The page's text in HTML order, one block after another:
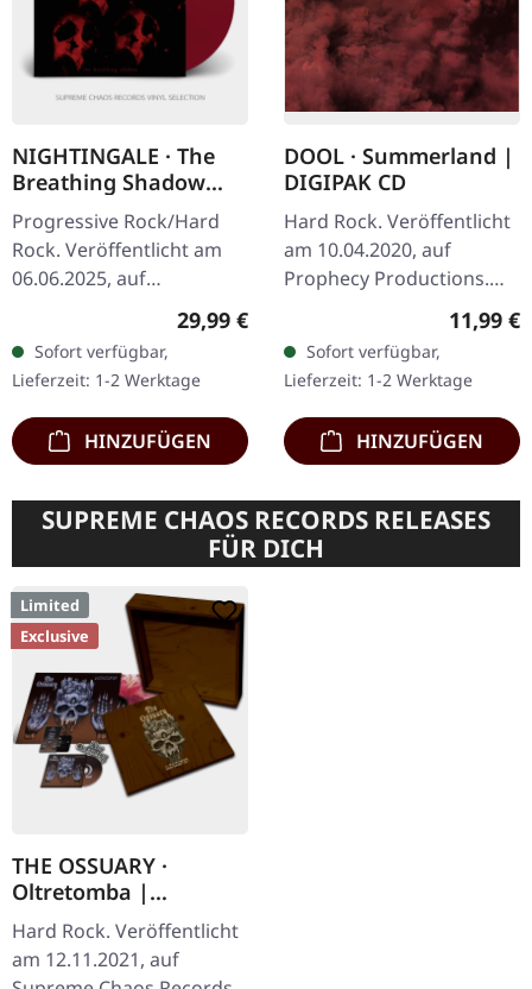
NIGHTINGALE · The
Breathing Shadow
(Re-issue 2025) | DEEP
BLOOD RED LP
Progressive Rock/Hard
Rock. Veröffentlicht am
06.06.2025, auf
InsideOutMusic. Tief
blutrotes vinyl. Exklusive
Version für ausgewählte
Stores!…
Regulärer Preis:
29,99 €
Sofort verfügbar,
Lieferzeit: 1-2 Werktage
HINZUFÜGEN
DOOL · Summerland |
DIGIPAK CD
Hard Rock. Veröffentlicht
am 10.04.2020, auf
Prophecy Productions.
Erstauflage im DigiPak.
Was passiert, wenn man
die ätherische Dunkelheit
des…
11,99 €
Sofort verfügbar,
Lieferzeit: 1-2 Werktage
HINZUFÜGEN
SUPREME CHAOS RECORDS RELEASES
FÜR DICH
Limited
Exclusive
THE OSSUARY ·
Oltretomba |
WOODEN LP/CD/TAPE
BOX
Hard Rock. Veröffentlicht
am 12.11.2021, auf